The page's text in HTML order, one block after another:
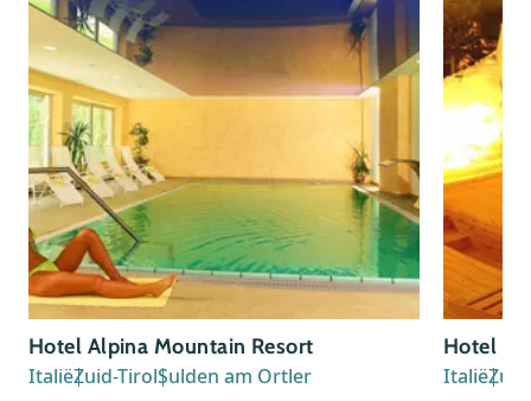
Hotel Alpina Mountain Resort
ItaliëZuid-TirolSulden am Ortler
Hotel
Italië